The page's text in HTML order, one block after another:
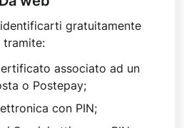
gratuitamente
tramite:
associato ad un
o Postepay;
con PIN;